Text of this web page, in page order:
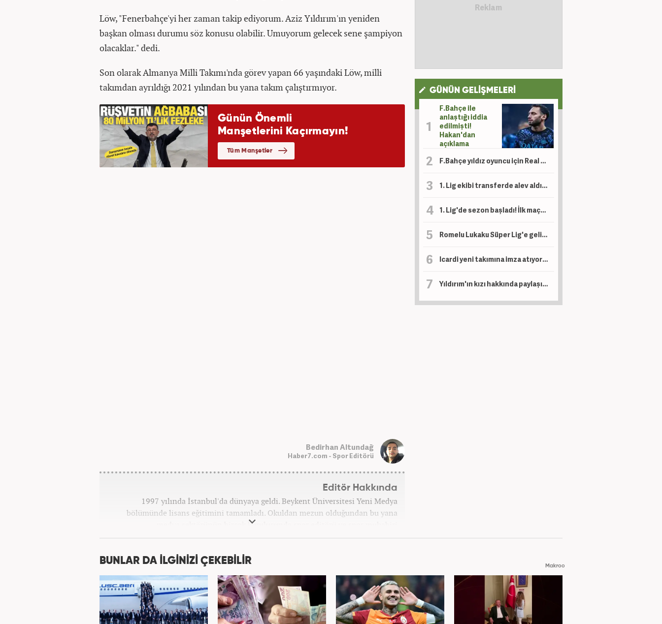
Löw, "Fenerbahçe'yi her zaman takip ediyorum. Aziz Yıldırım'ın yeniden
başkan olması durumu söz konusu olabilir. Umuyorum gelecek sene şampiyon
olacaklar." dedi.
Son olarak Almanya Milli Takımı'nda görev yapan 66 yaşındaki Löw, milli
takımdan ayrıldığı 2021 yılından bu yana takım çalıştırmıyor.
Bedirhan Altundağ
Haber7.com - Spor Editörü
Editör Hakkında
1997 yılında İstanbul'da dünyaya geldi. Beykent Üniversitesi Yeni Medya
bölümünde lisans eğitimini tamamladı. Okuldan mezun olduğundan bu yana
medya sektörünün birçok kuruluşunda spor editörü ve spor muhabiri
pozisyonlarında çalıştı. Kariyerine Mart 2026'dan beri Haber7.com'da spor editörü
GÜNÜN GELİŞMELERİ
F.Bahçe ile
anlaştığı iddia
edilmişti!
Hakan'dan
açıklama
F.Bahçe yıldız oyuncu için Real Madrid ile anlaştı!
1. Lig ekibi transferde alev aldı! 15 futbolcuyu birden açıkladılar
1. Lig'de sezon başladı! İlk maçta 2-1 kazandılar
Romelu Lukaku Süper Lig'e geliyor mu? Beşiktaş ve Fenerbahçe detayı
Icardi yeni takımına imza atıyor! Ev bakmaya bile başladı
Yıldırım'ın kızı hakkında paylaşım yapan şahıs için tutuklama talebi!
BUNLAR DA İLGİNİZİ ÇEKEBİLİR Makroo